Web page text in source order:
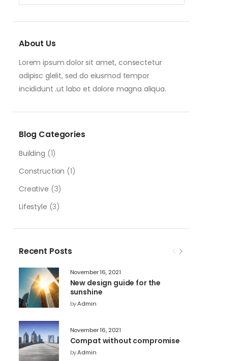
About Us
Lorem ipsum dolor sit amet, consectetur
adipisc glelit, sed do eiusmod tempor
incididunt .ut labo et dolore magna aliqua.
Blog Categories
Building (1)
Construction (1)
Creative (3)
Lifestyle (3)
Recent Posts
November 16, 2021
New design guide for the
sunshine
byAdmin
November 16, 2021
Compat without compromise
byAdmin